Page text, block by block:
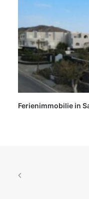
Ferienimmobilie in